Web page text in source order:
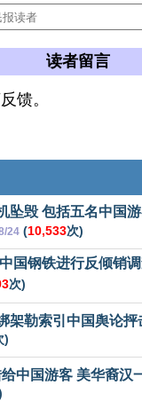
读者留言
馈。
坠毁 包括五名中国
24 (10,533次)
国钢铁进行反倾销
次)
架勒索引中国舆论抨
)
中国游客 美华裔汉